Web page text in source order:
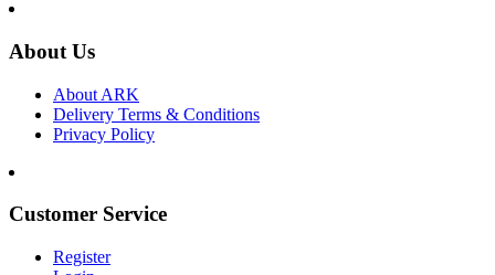
About Us
About ARK
Delivery Terms & Conditions
Privacy Policy
Customer Service
Register